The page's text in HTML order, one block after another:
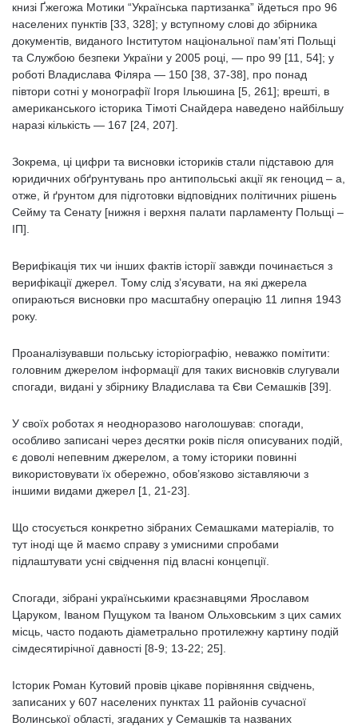
книзі Ґжегожа Мотики “Українська партизанка” йдеться про 96
населених пунктів [33, 328]; у вступному слові до збірника
документів, виданого Інститутом національної пам’яті Польщі
та Службою безпеки України у 2005 році, — про 99 [11, 54]; у
роботі Владислава Філяра — 150 [38, 37-38], про понад
півтори сотні у монографії Ігоря Ільюшина [5, 261]; врешті, в
американського історика Тімоті Снайдера наведено найбільшу
наразі кількість — 167 [24, 207].
Зокрема, ці цифри та висновки істориків стали підставою для
юридичних обґрунтувань про антипольські акції як геноцид – а,
отже, й ґрунтом для підготовки відповідних політичних рішень
Сейму та Сенату [нижня і верхня палати парламенту Польщі –
ІП].
Верифікація тих чи інших фактів історії завжди починається з
верифікації джерел. Тому слід з’ясувати, на які джерела
опираються висновки про масштабну операцію 11 липня 1943
року.
Проаналізувавши польську історіографію, неважко помітити:
головним джерелом інформації для таких висновків слугували
спогади, видані у збірнику Владислава та Єви Семашків [39].
У своїх роботах я неодноразово наголошував: спогади,
особливо записані через десятки років після описуваних подій,
є доволі непевним джерелом, а тому історики повинні
використовувати їх обережно, обов’язково зіставляючи з
іншими видами джерел [1, 21-23].
Що стосується конкретно зібраних Семашками матеріалів, то
тут іноді ще й маємо справу з умисними спробами
підлаштувати усні свідчення під власні концепції.
Спогади, зібрані українськими краєзнавцями Ярославом
Царуком, Іваном Пущуком та Іваном Ольховським з цих самих
місць, часто подають діаметрально протилежну картину подій
сімдесятирічної давності [8-9; 13-22; 25].
Історик Роман Кутовий провів цікаве порівняння свідчень,
записаних у 607 населених пунктах 11 районів сучасної
Волинської області, згаданих у Семашків та названих